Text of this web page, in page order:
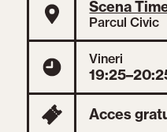
Scena
Parcul Civic
Vineri
Acces